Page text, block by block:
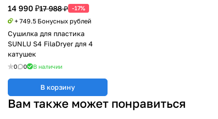
14 990 ₽17 988 ₽ -17%
+ 749.5 Бонусных рублей
Сушилка для пластика
SUNLU S4 FilaDryer для 4
катушек
0 0 В наличии
В корзину
Вам также может понравиться